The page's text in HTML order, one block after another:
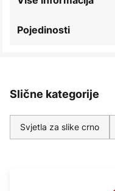
Pojedinosti
Slične kategorije
Svjetla za slike crno